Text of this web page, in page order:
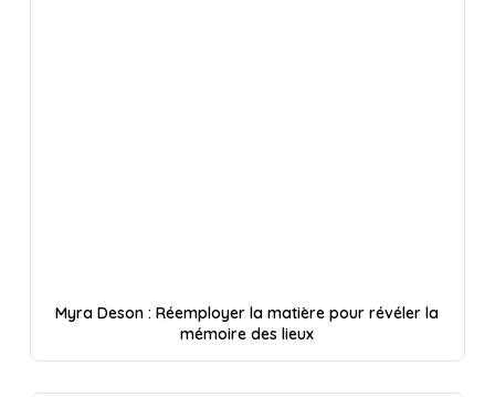
Myra Deson : Réemployer la matière pour révéler la
mémoire des lieux